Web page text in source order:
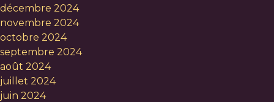
décembre 2024
novembre 2024
octobre 2024
septembre 2024
août 2024
juillet 2024
juin 2024